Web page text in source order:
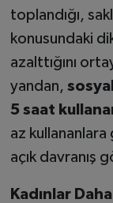
toplandığı,
konusundaki
azalttığını
yandan,
5 saat
az
açık davranış
Kadınlar